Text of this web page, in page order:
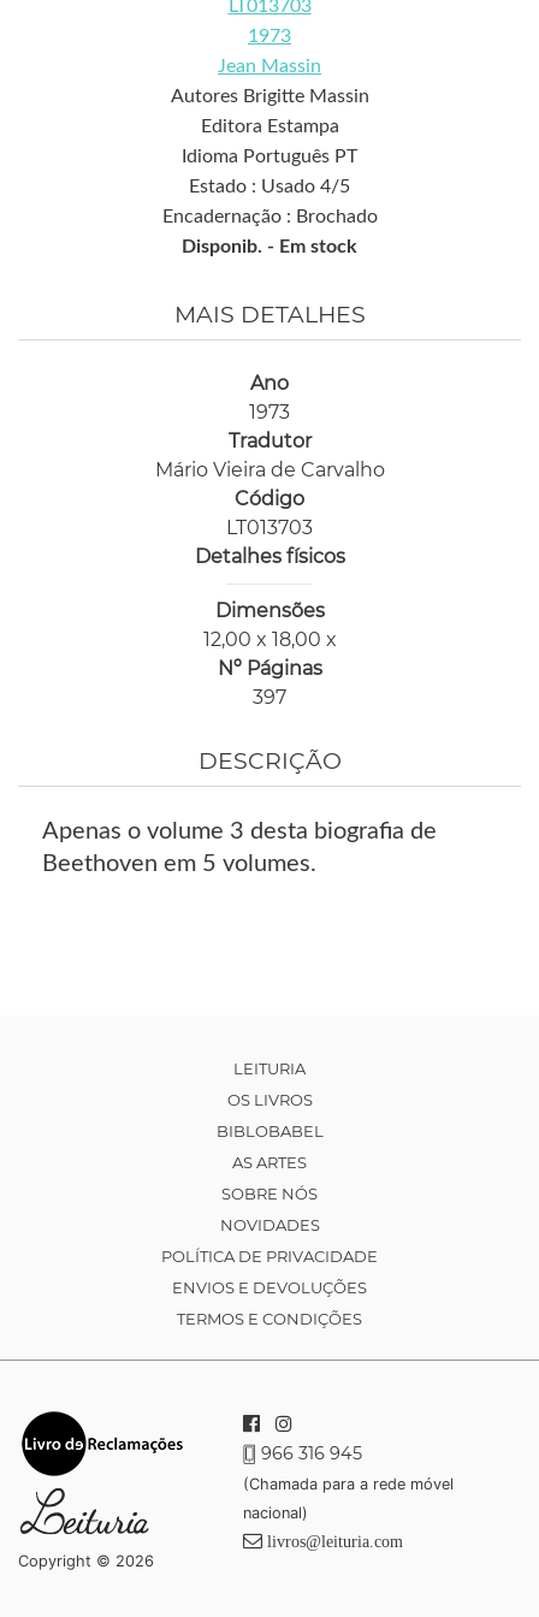
LT013703
1973
Jean Massin
Autores Brigitte Massin
Editora Estampa
Idioma Português PT
Estado : Usado 4/5
Encadernação : Brochado
Disponib. - Em stock
MAIS DETALHES
Ano
1973
Tradutor
Mário Vieira de Carvalho
Código
LT013703
Detalhes físicos
Dimensões
12,00 x 18,00 x
Nº Páginas
397
DESCRIÇÃO
Apenas o volume 3 desta biografia de
Beethoven em 5 volumes.
LEITURIA
OS LIVROS
BIBLOBABEL
AS ARTES
SOBRE NÓS
NOVIDADES
POLÍTICA DE PRIVACIDADE
ENVIOS E DEVOLUÇÕES
TERMOS E CONDIÇÕES
Copyright © 2026
966 316 945
(Chamada para a rede móvel
nacional)
livros@leituria.com